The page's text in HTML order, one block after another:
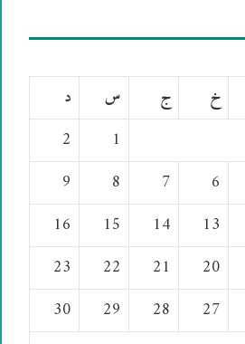
خ ج س
د
1
2
6
7
8
9
13
14
15
16
20
21
22
23
27
28
29
30